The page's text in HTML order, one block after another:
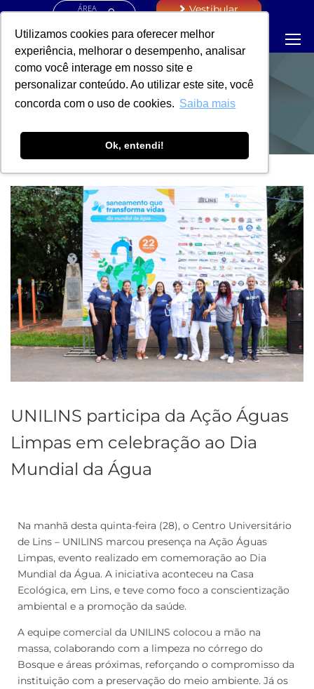
Utilizamos cookies para oferecer melhor
experiência, melhorar o desempenho, analisar
como você interage em nosso site e
personalizar conteúdo. Ao utilizar este site, você
concorda com o uso de cookies. Saiba mais
Ok, entendi!
ÁREA
Vestibular
NOTÍCIAS
UNILINS participa da Ação Águas
Limpas em celebração ao Dia
Mundial da Água
Na manhã desta quinta-feira (28), o Centro Universitário
de Lins – UNILINS marcou presença na Ação Águas
Limpas, evento realizado em comemoração ao Dia
Mundial da Água. A iniciativa aconteceu na Casa
Ecológica, em Lins, e teve como foco a conscientização
ambiental e a promoção da saúde.
A equipe comercial da UNILINS colocou a mão na
massa, colaborando com a limpeza no córrego do
Bosque e áreas próximas, reforçando o compromisso da
instituição com a preservação do meio ambiente. Já os